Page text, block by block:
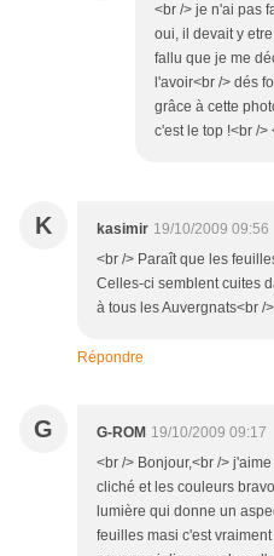
<br /> je n'ai pas
oui, il devait y
fallu que je me
l'avoir<br /> dés
grâce à cette
c'est le top !<br />
K kasimir 19/10/2009 09:56
<br /> Paraît que les
Celles-ci semblent cuites
à tous les Auvergnats<br /
Répondre
G G-ROM 19/10/2009 09:17
<br /> Bonjour,<br />
cliché et les couleurs
lumière qui donne un
feuilles masi c'est